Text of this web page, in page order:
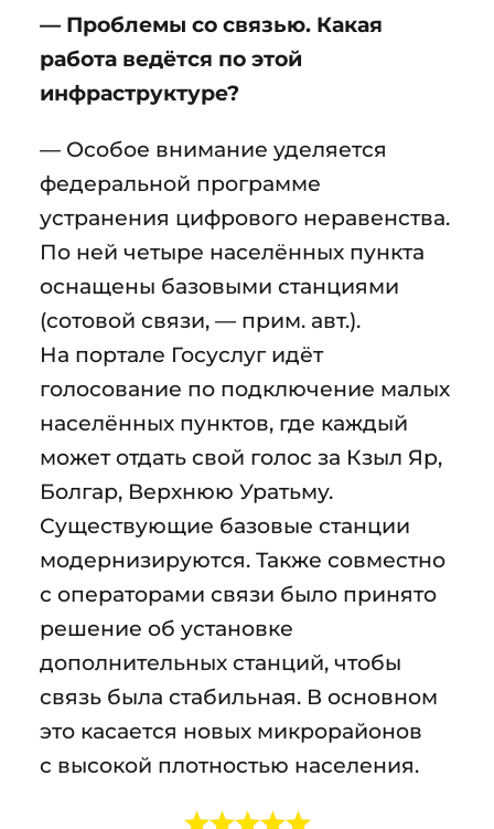
— Проблемы со связью. Какая
работа ведётся по этой
инфраструктуре?
— Особое внимание уделяется
федеральной программе
устранения цифрового неравенства.
По ней четыре населённых пункта
оснащены базовыми станциями
(сотовой связи, — прим. авт.).
На портале Госуслуг идёт
голосование по подключение малых
населённых пунктов, где каждый
может отдать свой голос за Кзыл Яр,
Болгар, Верхнюю Уратьму.
Существующие базовые станции
модернизируются. Также совместно
с операторами связи было принято
решение об установке
дополнительных станций, чтобы
связь была стабильная. В основном
это касается новых микрорайонов
с высокой плотностью населения.